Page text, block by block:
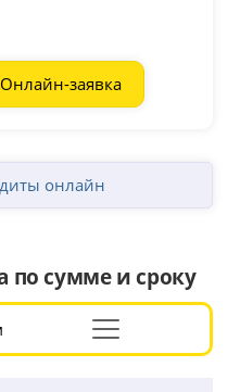
Онлайн-заявка
онлайн
по сумме и сроку